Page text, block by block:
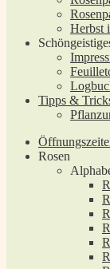
Herbst
Tipps &
Rosen